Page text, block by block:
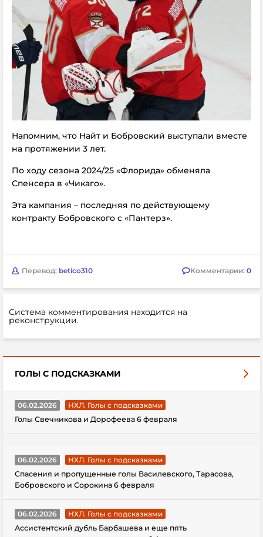
Напомним, что Найт и Бобровский выступали вместе
на протяжении 3 лет.
По ходу сезона 2024/25 «Флорида» обменяла
Спенсера в «Чикаго».
Эта кампания – последняя по действующему
контракту Бобровского с «Пантерз».
Перевод: betico310 Комментарии: 0
Система комментирования находится на
реконструкции.
ГОЛЫ С ПОДСКАЗКАМИ
06.02.2026
НХЛ. Голы с подсказками
Голы Свечникова и Дорофеева 6 февраля
06.02.2026
НХЛ. Голы с подсказками
Спасения и пропущенные голы Василевского, Тарасова,
Бобровского и Сорокина 6 февраля
06.02.2026
НХЛ. Голы с подсказками
Ассистентский дубль Барбашева и еще пять